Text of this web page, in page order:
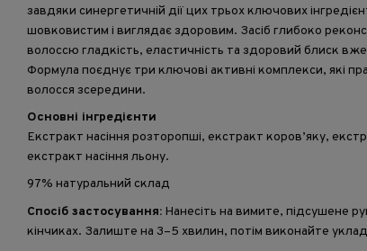
завдяки синергетичній дії цих трьох ключових
шовковистим і виглядає здоровим. Засіб глибоко
волоссю гладкість, еластичність та здоровий блиск
Формула поєднує три ключові активні комплекси, які
волосся зсередини.
Основні інгредієнти
Екстракт насіння розторопші, екстракт коров’яку,
екстракт насіння льону.
97% натуральний склад
Спосіб застосування: Нанесіть на вимите, підсушене
кінчиках. Залиште на 3–5 хвилин, потім виконайте